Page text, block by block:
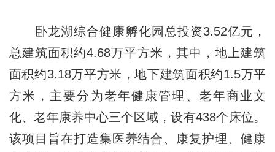
卧龙湖综合健康孵化园总投资3.52亿元，
总建筑面积约4.68万平方米，其中，地上建筑
面积约3.18万平方米，地下建筑面积约1.5万平
方米，主要分为老年健康管理、老年商业文
化、老年康养中心三个区域，设有438个床位。
该项目旨在打造集医养结合、康复护理、健康